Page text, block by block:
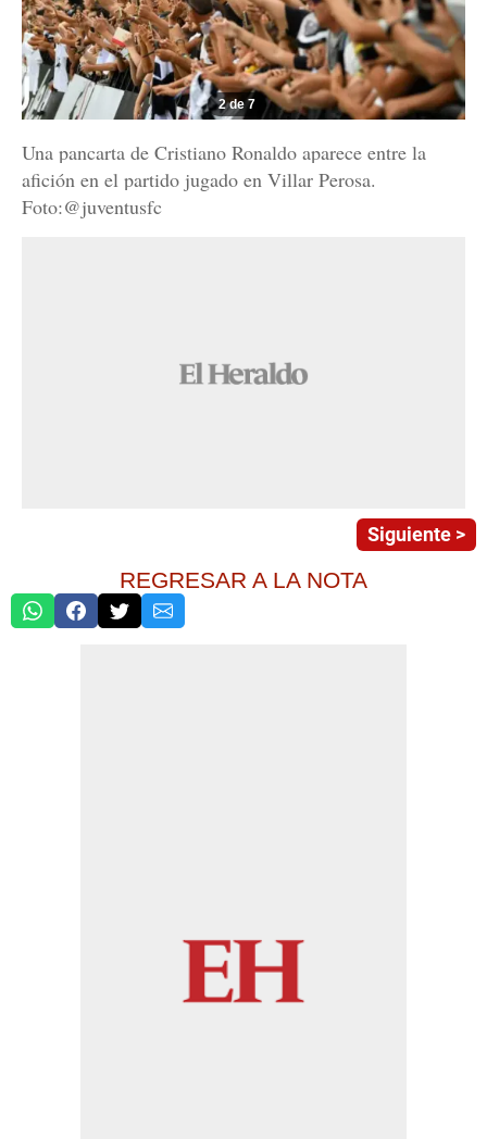
2 de 7
Una pancarta de Cristiano Ronaldo aparece entre la
afición en el partido jugado en Villar Perosa.
Foto:@juventusfc
Siguiente >
REGRESAR A LA NOTA